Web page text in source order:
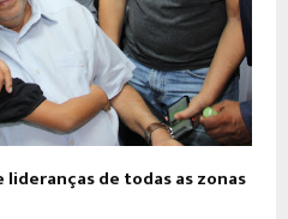
de todas as zonas